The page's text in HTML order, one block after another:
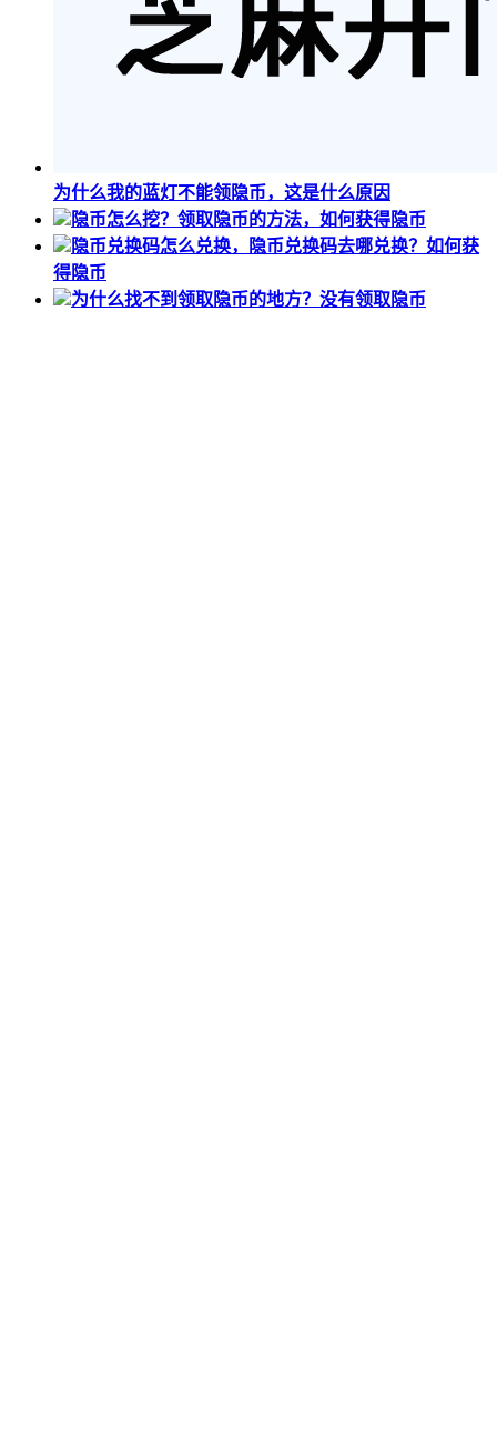
为什么我的蓝灯不能领隐币，这是什么原因
隐币怎么挖？领取隐币的方法，如何获得隐币
隐币兑换码怎么兑换，隐币兑换码去哪兑换？如何获
得隐币
为什么找不到领取隐币的地方？没有领取隐币